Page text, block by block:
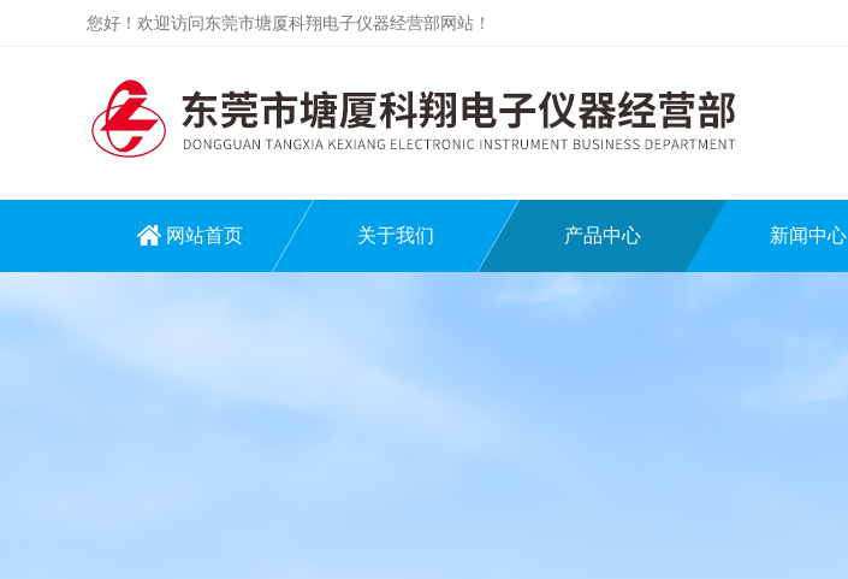
您好！欢迎访问东莞市塘厦科翔电子仪器经营部网站！
网站首页 关于我们 产品中心 新闻中心